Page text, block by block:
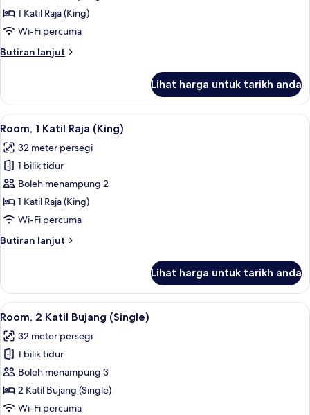
Room,
1
Raja
Access
1 Katil Raja (King)
Wi-Fi percuma
Butiran lanjut
Butiran
Room,
Katil
(King),
Pool
Lihat harga untuk tarikh anda
Lihat
semua
foto
untuk
Room,
1
Katil
(King)
Gebar bulu kapas, peti besi dalam
5
Room, 1 Katil Raja (King)
32 meter persegi
1 bilik tidur
Boleh menampung 2
1 Katil Raja (King)
Wi-Fi percuma
Butiran lanjut
Butiran
1
Katil
Raja
Lihat harga untuk tarikh anda
Lihat
semua
foto
untuk
Room,
2
Katil
Room, 2 Katil Bujang (Single) |
4
Room, 2 Katil Bujang (Single)
32 meter persegi
1 bilik tidur
Boleh menampung 3
2 Katil Bujang (Single)
Wi-Fi percuma